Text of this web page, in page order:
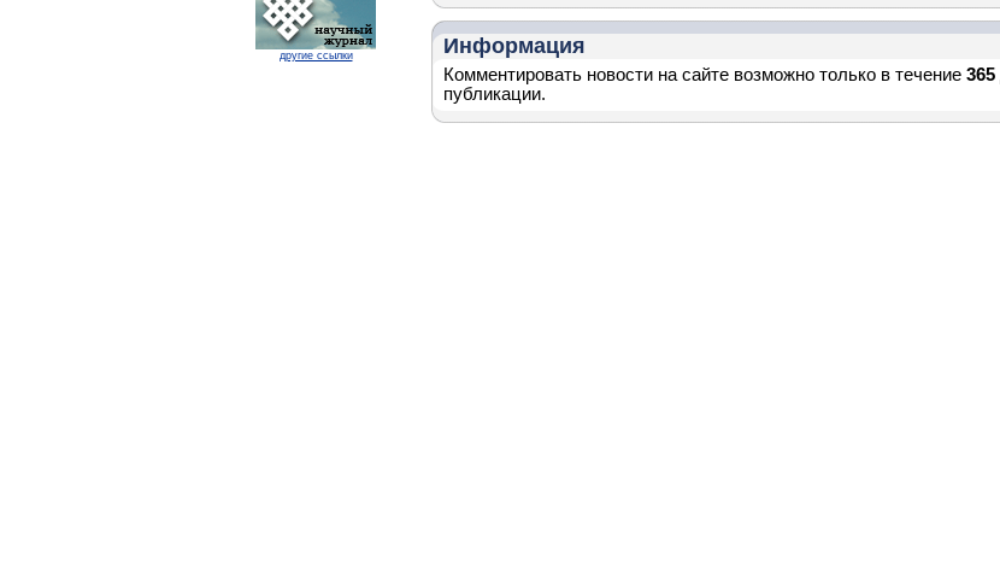
другие ссылки Информация
Комментировать новости на сайте возможно только в течение 365
публикации.